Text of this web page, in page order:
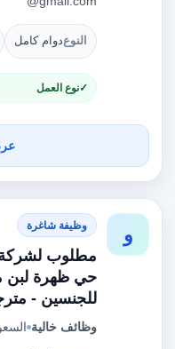
النوعدوام كامل
نوع العمل
و وظيفة شاغرة
مطلوب لشركة
حي ظهرة لبن
للجنسين -
وظائف خالية